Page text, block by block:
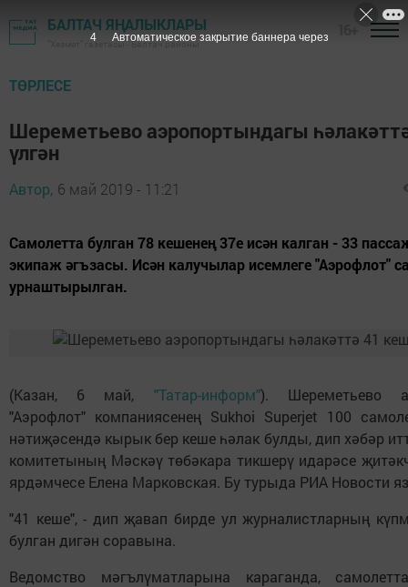
БАЛТАЧ ЯҢАЛЫКЛАРЫ
"Хезмәт" газетасы - Балтач районы
ТӨРЛЕСЕ
Шереметьево аэропортындагы
үлгән
Автор, 6 май 2019 - 11:21
Самолетта булган 78 кешенең 37е исән калган - 33
экипаж әгъзасы. Исән калучылар исемлеге "Аэрофлот"
урнаштырылган.
(Казан, 6 май, "Татар-информ"). Шереметьево
"Аэрофлот" компаниясенең Sukhoi Superjet 100
нәтиҗәсендә кырык бер кеше һәлак булды, дип хәбәр
комитетының Мәскәү төбәкара тикшерү идарәсе
ярдәмчесе Елена Марковская. Бу турыда РИА Новости
"41 кеше", - дип җавап бирде ул журналистларның
булган дигән соравына.
Ведомство мәгълүматларына караганда,
3 Автоматическое закрытие баннера через